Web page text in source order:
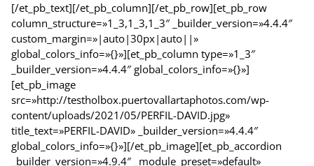
[/et_pb_text][/et_pb_column][/et_pb_row][et_pb_row
column_structure=»1_3,1_3,1_3″ _builder_version=»4.4.4″
custom_margin=»|auto|30px|auto||»
global_colors_info=»{}»][et_pb_column type=»1_3″
_builder_version=»4.4.4″ global_colors_info=»{}»]
[et_pb_image
src=»http://testholbox.puertovallartaphotos.com/wp-
content/uploads/2021/05/PERFIL-DAVID.jpg»
title_text=»PERFIL-DAVID» _builder_version=»4.4.4″
global_colors_info=»{}»][/et_pb_image][et_pb_accordion
_builder_version=»4.9.4″ _module_preset=»default»